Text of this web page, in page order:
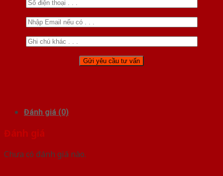
Đánh giá (0)
Đánh giá
Chưa có đánh giá nào.